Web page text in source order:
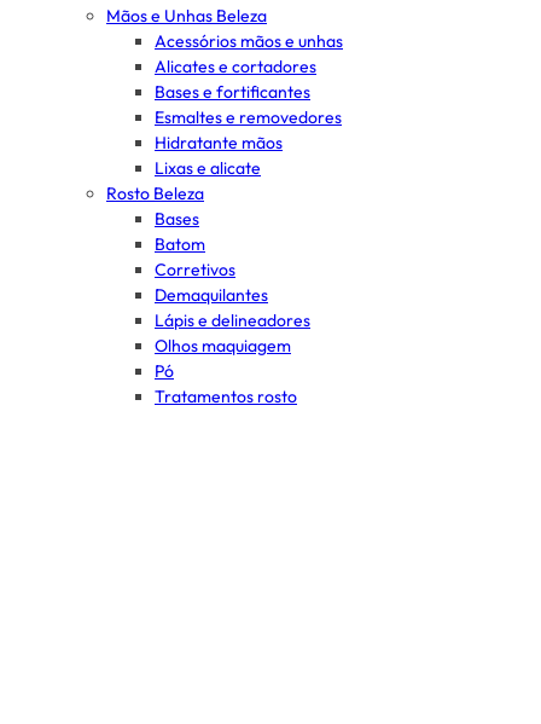
Mãos e Unhas Beleza
Acessórios mãos e unhas
Alicates e cortadores
Bases e fortificantes
Esmaltes e removedores
Hidratante mãos
Lixas e alicate
Rosto Beleza
Bases
Batom
Corretivos
Demaquilantes
Lápis e delineadores
Olhos maquiagem
Pó
Tratamentos rosto